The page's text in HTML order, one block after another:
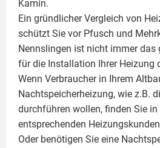
Kamin.
Ein gründlicher Vergleich von
schützt Sie vor Pfusch und
Nennslingen ist nicht immer das
für die Installation Ihrer Heizung
Wenn Verbraucher in Ihrem
Nachtspeicherheizung, wie z.B.
durchführen wollen, finden Sie in
entsprechenden
Oder benötigen Sie eine